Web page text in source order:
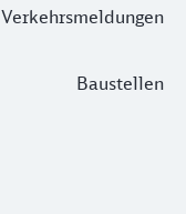
Verkehrsmeldungen
Baustellen